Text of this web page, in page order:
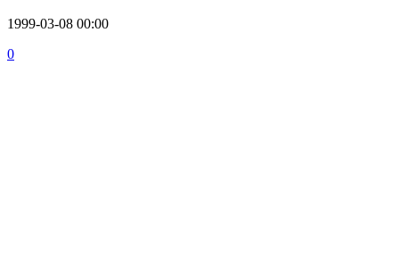
1999-03-08 00:00
0